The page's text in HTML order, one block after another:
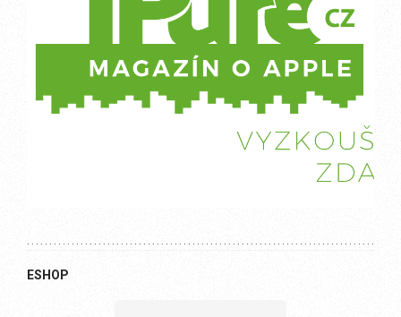
ESHOP